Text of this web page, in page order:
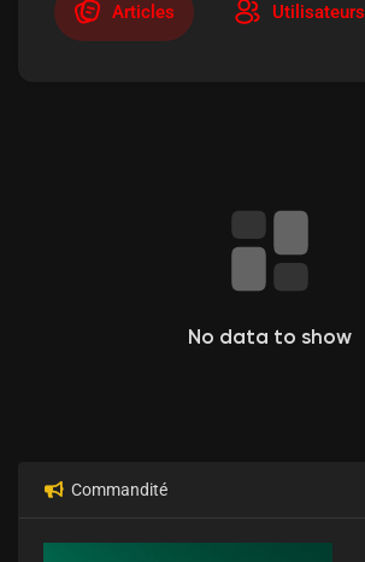
Articles Utilisateurs
No data to show
Commandité